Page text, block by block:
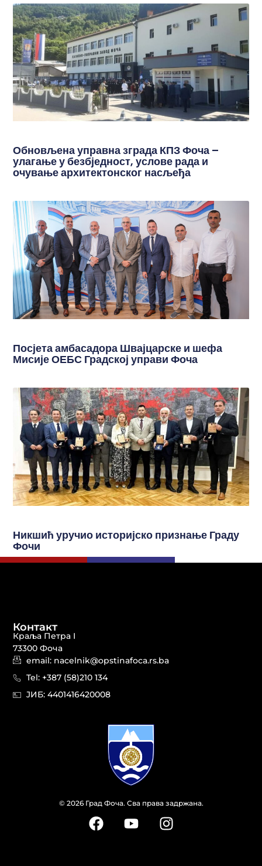
Обновљена управна зграда КПЗ Фоча –
улагање у безбједност, услове рада и
очување архитектонског насљеђа
Посјета амбасадора Швајцарске и шефа
Мисије ОЕБС Градској управи Фоча
Никшић уручио историјско признање Граду
Фочи
© 2026 Град Фоча. Сва права задржана.
Контакт
Краља Петра I
73300 Фоча
email: nacelnik@opstinafoca.rs.ba
Tel: +387 (58)210 134
JИБ: 44014164​20008